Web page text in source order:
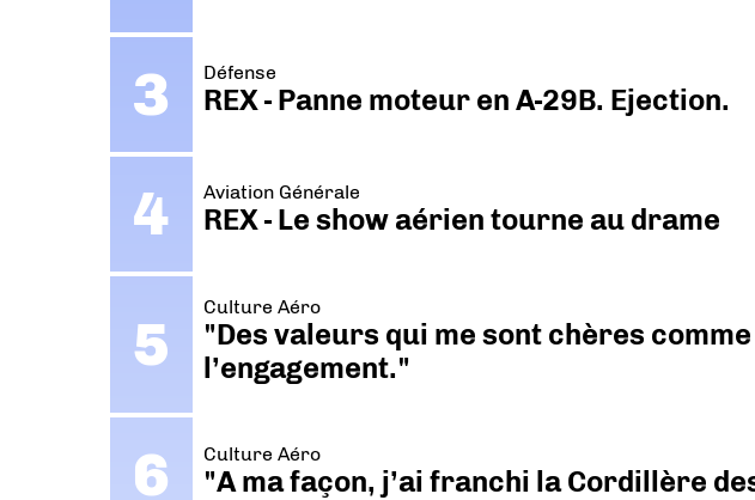
Défense
REX - Panne moteur en A-29B. Ejection.
Aviation Générale
REX - Le show aérien tourne au drame
Culture Aéro
"Des valeurs qui me sont chères
l’engagement."
Culture Aéro
"A ma façon, j’ai franchi la Cordillère